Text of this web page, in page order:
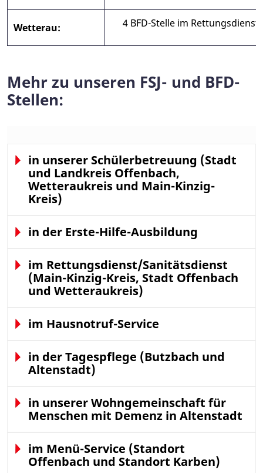
Wetterau: 4 BFD-Stelle im Rettungsdienst
Mehr zu unseren FSJ- und BFD-
Stellen:
in unserer Schülerbetreuung (Stadt
und Landkreis Offenbach,
Wetteraukreis und Main-Kinzig-
Kreis)
in der Erste-Hilfe-Ausbildung
im Rettungsdienst/Sanitätsdienst
(Main-Kinzig-Kreis, Stadt Offenbach
und Wetteraukreis)
im Hausnotruf-Service
in der Tagespflege (Butzbach und
Altenstadt)
in unserer Wohngemeinschaft für
Menschen mit Demenz in Altenstadt
im Menü-Service (Standort
Offenbach und Standort Karben)